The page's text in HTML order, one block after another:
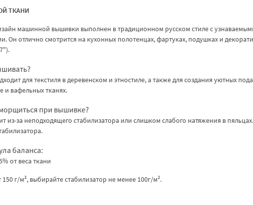
ТКАНИ
машинной вышивки выполнен в традиционном русском стиле с
Он отлично смотрится на кухонных полотенцах, фартуках, подушках и
для текстиля в деревенском и этностиле, а также для создания уютных
и вафельных тканях.
при вышивке?
из-за неподходящего стабилизатора или слишком слабого натяжения в
баланса:
от веса ткани
г/м², выбирайте стабилизатор не менее 100г/м².